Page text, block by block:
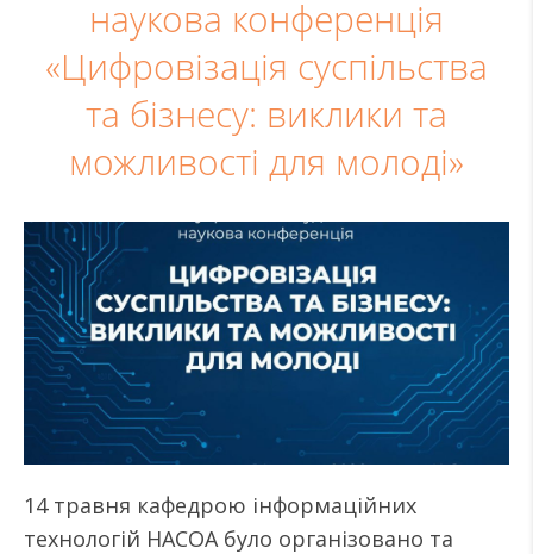
наукова конференція
«Цифровізація суспільства
та бізнесу: виклики та
можливості для молоді»
14 травня кафедрою інформаційних
технологій НАСОА було організовано та